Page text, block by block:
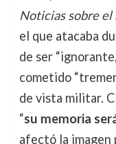
Noticias sobre el
el que atacaba
de ser
cometido
de vista militar.
“su memoria
afectó la imagen